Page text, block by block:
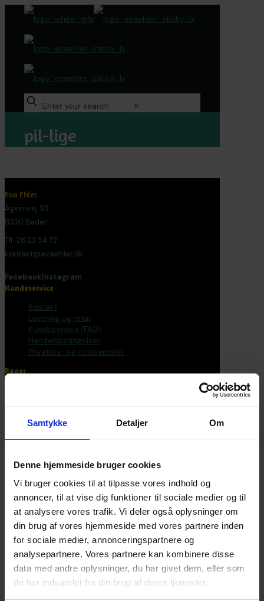
Samtykke Detaljer Om
Denne hjemmeside bruger cookies
Vi bruger cookies til at tilpasse vores indhold og
annoncer, til at vise dig funktioner til sociale medier og til
at analysere vores trafik. Vi deler også oplysninger om
din brug af vores hjemmeside med vores partnere inden
for sociale medier, annonceringspartnere og
analysepartnere. Vores partnere kan kombinere disse
data med andre oplysninger, du har givet dem, eller som
de har indsamlet fra din brug af deres tjenester.
✕
pil-lige
Eva Ehler
Agernvej 93
8330 Beder
Tlf. 26 23 34 72
kontakt@evaehler.dk
FacebookInstagram
Kundeservice
Kontakt
Levering og retur
Kundeservice (FAQ)
Handelsbetingelser
Privatlivs- og cookiepolitik
Bøger
Malebøger
Fantasirejser
Nyhedsbrev
Bliv en del af universet
Få magiske nyheder om bøger, malebøger og
inspiration direkte i din indbakke.